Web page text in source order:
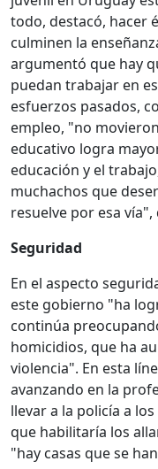
todo, destacó, hacer
culminen la
argumentó que hay
puedan trabajar en
esfuerzos pasados,
empleo, "no
educativo logra
educación y el
muchachos que
resuelve por esa vía",
Seguridad
En el aspecto
este gobierno "ha
continúa
homicidios, que ha
violencia". En esta
avanzando en la
llevar a la policía a
que habilitaría los
"hay casas que se